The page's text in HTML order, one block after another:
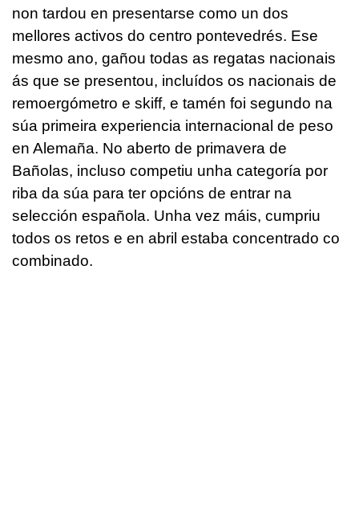
non tardou en presentarse como un dos
mellores activos do centro pontevedrés. Ese
mesmo ano, gañou todas as regatas nacionais
ás que se presentou, incluídos os nacionais de
remoergómetro e skiff, e tamén foi segundo na
súa primeira experiencia internacional de peso
en Alemaña. No aberto de primavera de
Bañolas, incluso competiu unha categoría por
riba da súa para ter opcións de entrar na
selección española. Unha vez máis, cumpriu
todos os retos e en abril estaba concentrado co
combinado.